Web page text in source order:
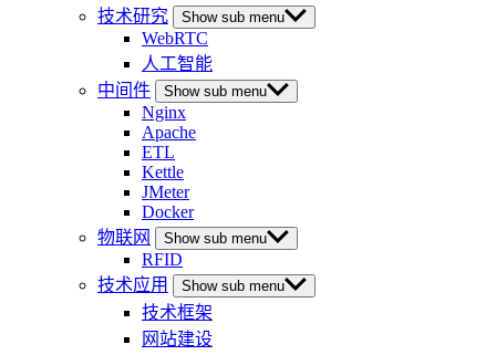
技术研究
Show sub menu
WebRTC
人工智能
中间件
Show sub menu
Nginx
Apache
ETL
Kettle
JMeter
Docker
物联网
Show sub menu
RFID
技术应用
Show sub menu
技术框架
网站建设